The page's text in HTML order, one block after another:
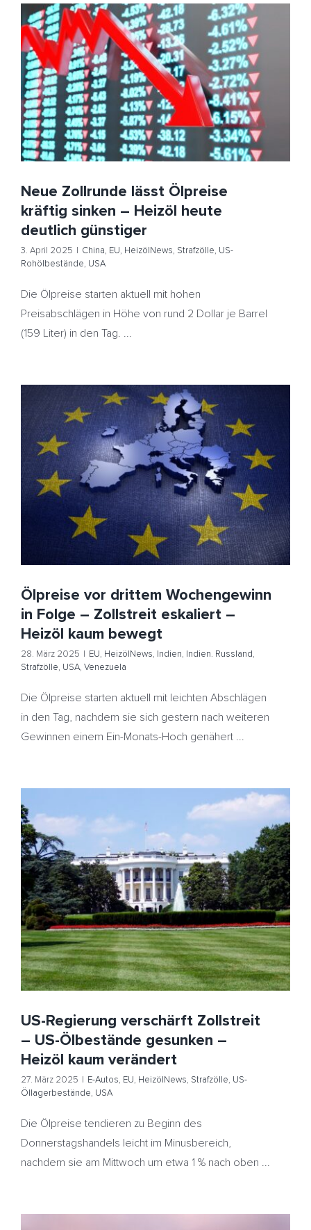
Neue Zollrunde lässt Ölpreise kräftig sinken – Heizöl
heute deutlich günstiger
China EU HeizölNews Strafzölle
US-Rohölbestände
USA
Neue Zollrunde lässt Ölpreise
kräftig sinken – Heizöl heute
deutlich günstiger
3. April 2025 | China, EU, HeizölNews, Strafzölle, US-
Rohölbestände, USA
Die Ölpreise starten aktuell mit hohen
Preisabschlägen in Höhe von rund 2 Dollar je Barrel
(159 Liter) in den Tag. ...
Ölpreise vor drittem Wochengewinn in Folge –
Zollstreit eskaliert – Heizöl kaum bewegt
EU HeizölNews Indien Indien. Russland Strafzölle
USA
Venezuela
Ölpreise vor drittem Wochengewinn
in Folge – Zollstreit eskaliert –
Heizöl kaum bewegt
28. März 2025 | EU, HeizölNews, Indien, Indien. Russland,
Strafzölle, USA, Venezuela
Die Ölpreise starten aktuell mit leichten Abschlägen
in den Tag, nachdem sie sich gestern nach weiteren
Gewinnen einem Ein-Monats-Hoch genähert ...
US-Regierung verschärft Zollstreit – US-Ölbestände
gesunken – Heizöl kaum verändert
E-Autos HeizölNews Strafzölle US-
Öllagerbestände USA
US-Regierung verschärft Zollstreit
– US-Ölbestände gesunken –
Heizöl kaum verändert
27. März 2025 | E-Autos, EU, HeizölNews, Strafzölle, US-
Öllagerbestände, USA
Die Ölpreise tendieren zu Beginn des
Donnerstagshandels leicht im Minusbereich,
nachdem sie am Mittwoch um etwa 1 % nach oben ...